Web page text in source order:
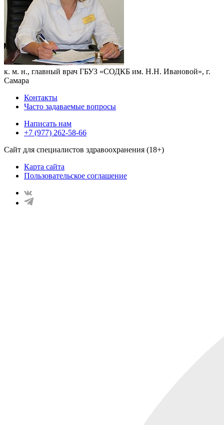
к. м. н., главный врач ГБУЗ «СОДКБ им. Н.Н. Ивановой», г.
Самара
Контакты
Часто задаваемые вопросы
Написать нам
+7 (977) 262-58-66
Сайт для специалистов здравоохранения (18+)
Карта сайта
Пользовательское соглашение